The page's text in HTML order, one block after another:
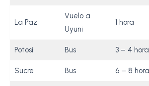
La Paz
Vuelo a
Uyuni
1 hora
Potosí Bus 3 – 4
Sucre Bus 6 – 8